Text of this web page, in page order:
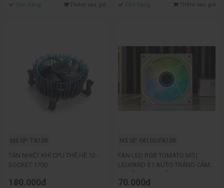
Còn hàng Thêm vào giỏ Còn hàng Thêm vào giỏ
Mã SP: TA108
TẢN NHIỆT KHÍ CPU THẾ HỆ 12 -
SOCKET 1700
180.000đ
Mã SP: FA100/FA108
FAN LED RGB TOMATO M5 |
LEOPARD S1 AUTO TRẮNG CẮM
70.000đ